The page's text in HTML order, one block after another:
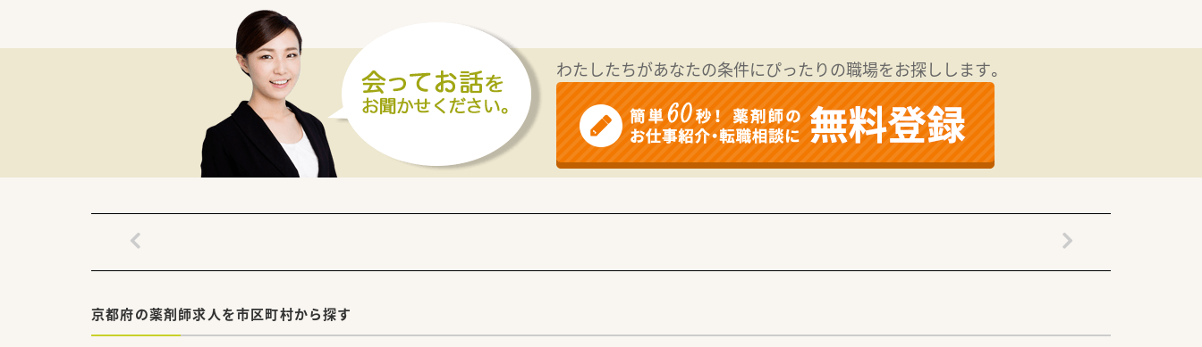
わたしたちがあなたの条件にぴったりの職場をお探しします。
京都府の薬剤師求人を市区町村から探す